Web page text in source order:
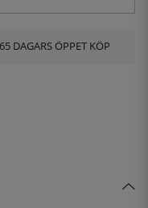
DAGARS ÖPPET KÖP